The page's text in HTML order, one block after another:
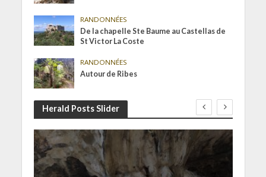
RANDONNÉES
De la chapelle Ste Baume au Castellas de
St Victor La Coste
RANDONNÉES
Autour de Ribes
Herald Posts Slider